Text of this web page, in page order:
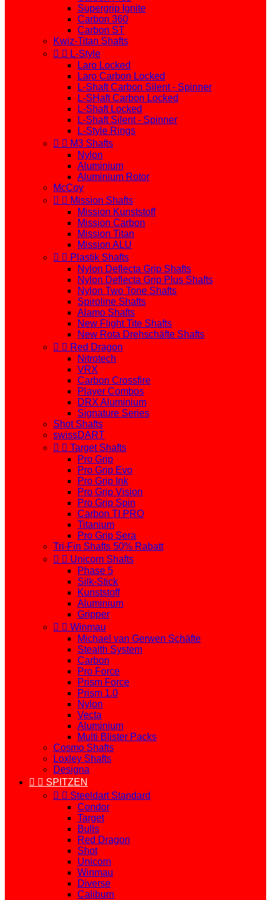
Supergrip Ignite
Carbon 360
Carbon ST
Kwiz-Titan Shafts
  L-Style
Laro Locked
Laro Carbon Locked
L-Shaft Carbon Silent - Spinner
L-SHaft Carbon Locked
L-Shaft Locked
L-Shaft Silent - Spinner
L-Style Rings
  M3 Shafts
Nylon
Aluminium
Aluminium Rotor
McCoy
  Mission Shafts
Mission Kunststoff
Mission Carbon
Mission Titan
Mission ALU
  Plastik Shafts
Nylon Deflecta Grip Shafts
Nylon Deflecta Grip Plus Shafts
Nylon Two Tone Shafts
Spiroline Shafts
Alamo Shafts
New Flight Tite Shafts
New Rota Drehschäfte Shafts
  Red Dragon
Nitrotech
VRX
Carbon Crossfire
Player Combos
DRX Aluminium
Signature Series
Shot Shafts
swissDART
  Target Shafts
Pro Grip
Pro Grip Evo
Pro Grip Ink
Pro Grip Vision
Pro Grip Spin
Carbon TI PRO
Titanium
Pro Grip Sera
Tri-Fin Shafts 50% Rabatt
  Unicorn Shafts
Phase 5
Silk-Stick
Kunststoff
Aluminium
Gripper
  Winmau
Michael van Gerwen Schäfte
Stealth System
Carbon
Pro Force
Prism Force
Prism 1.0
Nylon
Vecta
Aluminium
Multi Blister Packs
Cosmo Shafts
Loxley Shafts
Designa
  SPITZEN
  Steeldart Standard
Condor
Target
Bulls
Red Dragon
Shot
Unicorn
Winmau
Diverse
Caliburn